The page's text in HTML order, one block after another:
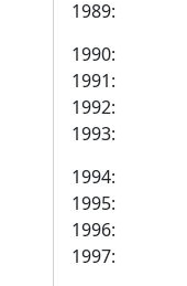
1989:
1990:
1991:
1992:
1993:
1994:
1995:
1996:
1997: